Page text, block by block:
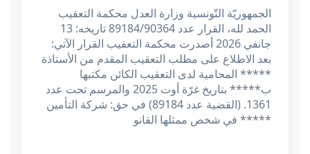
الجمهوريّة التّونسية وزارة العدل محكمة التعقيب
الحمد لله، القرار عدد 89184/90364 تاريخه: 13
جانفي 2026 أصدرت محكمة التعقيب القرار الآتي:
بعد الاطلاع على مطلب التعقيب المقدم من الأستاذة
***** المحامية لدى التعقيب الكائن مكتبها
ب***** بتاريخ غرّة أوت 2025 والمرسم تحت عدد
1361. (القضية عدد 89184) في حق: شركة التأمين
***** في شخص ممثلها القانو